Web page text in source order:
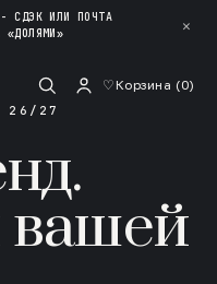
СДЭК ИЛИ ПОЧТА
«ДОЛЯМИ» ✕
♡Корзина (0)
26/27
вашей